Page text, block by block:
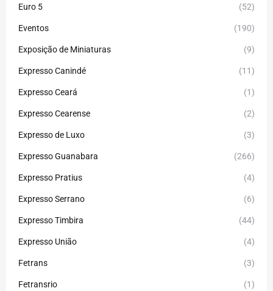
Euro 5 (52)
Eventos (190)
Exposição de Miniaturas (9)
Expresso Canindé (11)
Expresso Ceará (1)
Expresso Cearense (2)
Expresso de Luxo (3)
Expresso Guanabara (266)
Expresso Pratius (4)
Expresso Serrano (6)
Expresso Timbira (44)
Expresso União (4)
Fetrans (3)
Fetransrio (1)